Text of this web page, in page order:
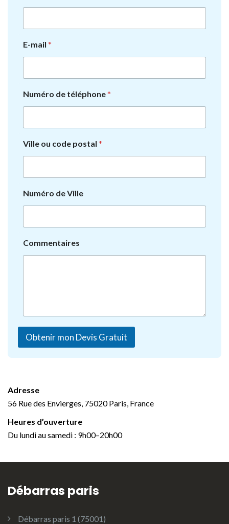
E-mail *
Numéro de téléphone*
Ville ou code postal *
Numéro de Ville
Commentaires
Obtenir mon Devis Gratuit
Adresse
56 Rue des Envierges, 75020 Paris, France
Heures d’ouverture
Du lundi au samedi : 9h00–20h00
Débarras paris
Débarras paris 1 (75001)